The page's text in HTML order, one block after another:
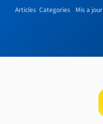
Articles Categories Mis a jour